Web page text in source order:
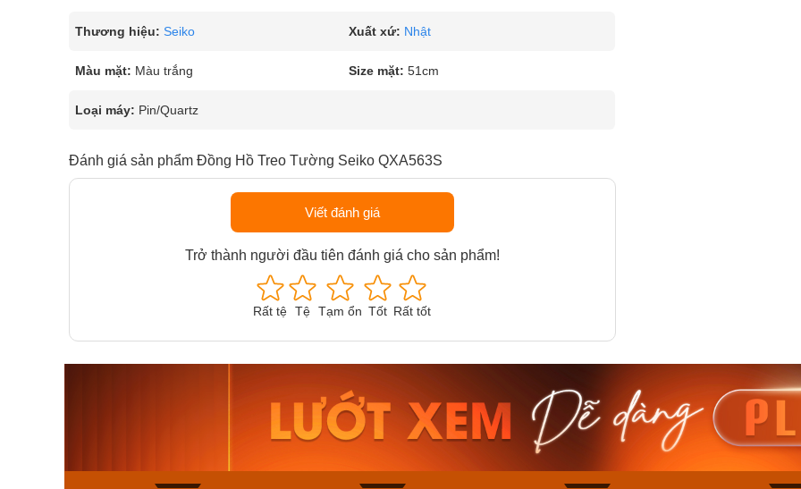
Thương hiệu: Seiko Xuất xứ: Nhật
Màu mặt: Màu trắng Size mặt: 51cm
Loại máy: Pin/Quartz
Đánh giá sản phẩm Đồng Hồ Treo Tường Seiko QXA563S
Viết đánh giá
Trở thành người đầu tiên đánh giá cho sản phẩm!
Rất tệ Tệ Tạm ổn Tốt Rất tốt
Casio Nam MTS-
115D-1AVDF
2.823.000₫
2.399.550₫
Mua ngay
Casio Nam MTS-
RS100L-1AVDF
4.276.000₫
3.634.600₫
Casio
230EL-
Mua